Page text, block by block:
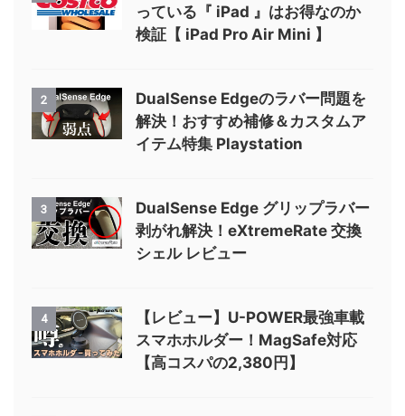
っている『 iPad 』はお得なのか
検証【 iPad Pro Air Mini 】
2
DualSense Edgeのラバー問題を
解決！おすすめ補修＆カスタムア
イテム特集 Playstation
3
DualSense Edge グリップラバー
剥がれ解決！eXtremeRate 交換
シェル レビュー
4
【レビュー】U-POWER最強車載
スマホホルダー！MagSafe対応
【高コスパの2,380円】